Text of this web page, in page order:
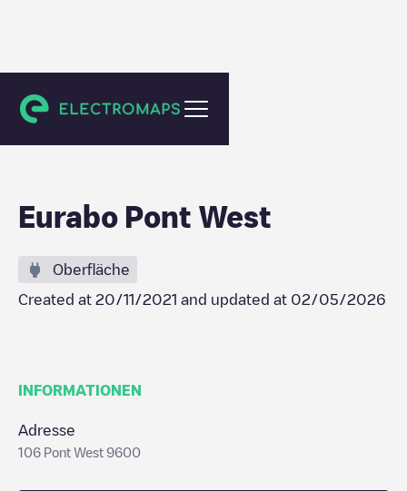
Renaix
Eurabo Pont West
Oberfläche
Created at 20/11/2021 and updated at 02/05/2026
INFORMATIONEN
Adresse
106 Pont West 9600